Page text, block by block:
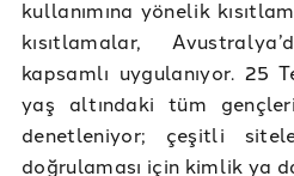
kullanımına yönelik
kısıtlamalar,
kapsamlı uygulanıyor. 25
yaş altındaki tüm
denetleniyor; çeşitli
doğrulaması için kimlik ya